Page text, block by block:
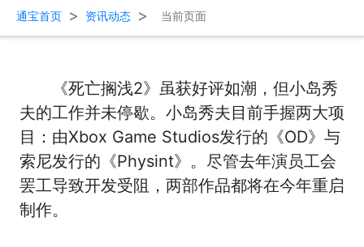
通宝首页 > 资讯动态 > 当前页面
《死亡搁浅2》虽获好评如潮，但小岛秀
夫的工作并未停歇。小岛秀夫目前手握两大项
目：由Xbox Game Studios发行的《OD》与
索尼发行的《Physint》。尽管去年演员工会
罢工导致开发受阻，两部作品都将在今年重启
制作。